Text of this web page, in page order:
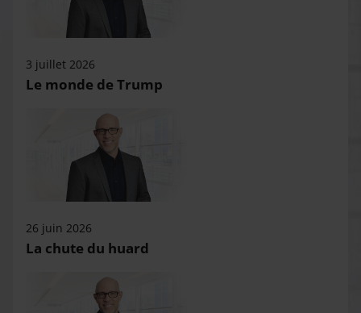
3 juillet 2026
Le monde de Trump
26 juin 2026
La chute du huard